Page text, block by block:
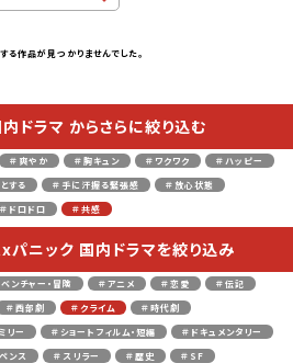
る作品が見つかりませんでした。
ドラマ からさらに絞り込む
＃爽やか ＃胸キュン ＃ワクワク
＃ハッピー
する ＃手に汗握る緊張感
＃放心状態
＃ドロドロ ＃共感
パニック 国内ドラマを絞り込み
ンチャー・冒険 ＃アニメ ＃恋愛
＃伝記
＃西部劇 ＃クライム
＃時代劇
リー ＃ショートフィルム・短編
＃ドキュメンタリー
ンス ＃スリラー ＃歴史
＃SF